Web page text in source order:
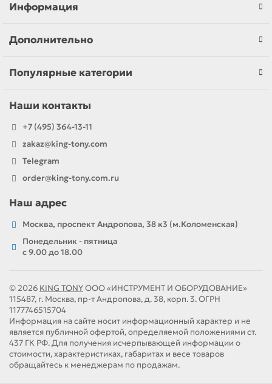
Информация
Дополнительно
Популярные категории
Наши контакты
+7 (495) 364-13-11
zakaz@king-tony.com
Telegram
order@king-tony.com.ru
Наш адрес
Москва, проспект Андропова, 38 к3 (м.Коломенская)
Понедельник - пятница
c 9.00 до 18.00
© 2026 KING TONYООО «ИНСТРУМЕНТ И ОБОРУДОВАНИЕ»
115487, г. Москва, пр-т Андропова, д. 38, корп. 3. ОГРН
1177746515704
Информация на сайте носит информационный характер и не
является публичной офертой, определяемой положениями ст.
437 ГК РФ. Для получения исчерпывающей информации о
стоимости, характеристиках, габаритах и весе товаров
обращайтесь к менеджерам по продажам.